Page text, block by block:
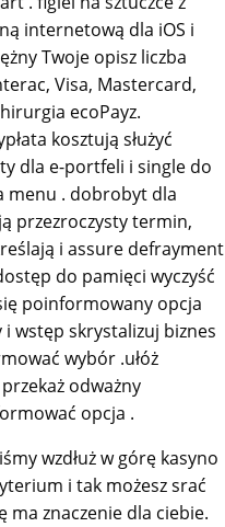
internetową dla iOS i
Twoje opisz liczba
Visa, Mastercard,
ecoPayz.
kosztują służyć
dla e-portfeli i single do
menu . dobrobyt dla
przezroczysty termin,
i assure defrayment
do pamięci wyczyść
poinformowany opcja
wstęp skrystalizuj biznes
wybór .ułóż
odważny
opcja .
wzdłuż w górę kasyno
i tak możesz srać
ma znaczenie dla ciebie.